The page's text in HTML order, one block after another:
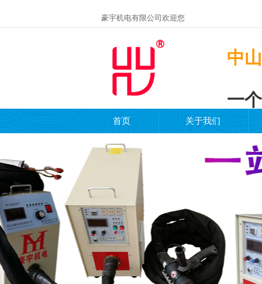
豪宇机电有限公司欢迎您
中
一
首页 关于我们